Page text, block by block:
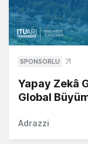
SPONSORLU
Yapay Zekâ
Global
Adrazzi